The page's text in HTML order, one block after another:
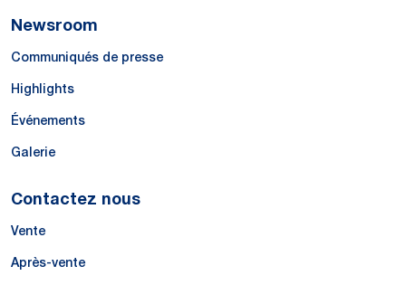
Newsroom
Communiqués de presse
Highlights
Événements
Galerie
Contactez nous
Vente
Après-vente